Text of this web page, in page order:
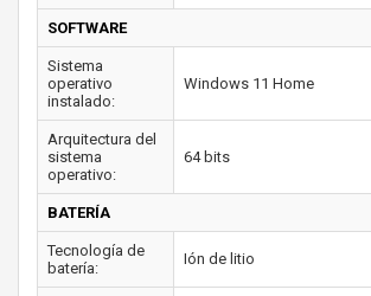
SOFTWARE
Sistema
operativo
instalado:
Windows 11 Home
Arquitectura del
sistema
operativo:
64 bits
BATERÍA
Tecnología de
batería:
Ión de litio